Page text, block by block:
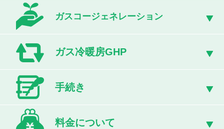
ガスコージェネレーション
ガス冷暖房GHP
手続き
料金について